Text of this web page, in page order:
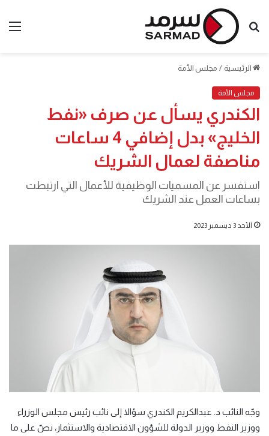
بحث
الرئيسية / مجلس الأمة
مجلس الأمة
الكندري يسأل عن صرف «نفط
الخليج» بدل إضافي 4 ساعات
مناصفة لعمال الشريك
استفسر عن المسميات الوظيفية للأعمال التي ارتبطت
بساعات العمل عند الشريك
الأحد 3 ديسمبر 2023
وجّه النائب د. عبدالكريم الكندري سؤالا إلى نائب رئيس مجلس الوزراء
ووزير النفط ووزير الدولة للشؤون الاقتصادية والاستثمار، نصّ على ما